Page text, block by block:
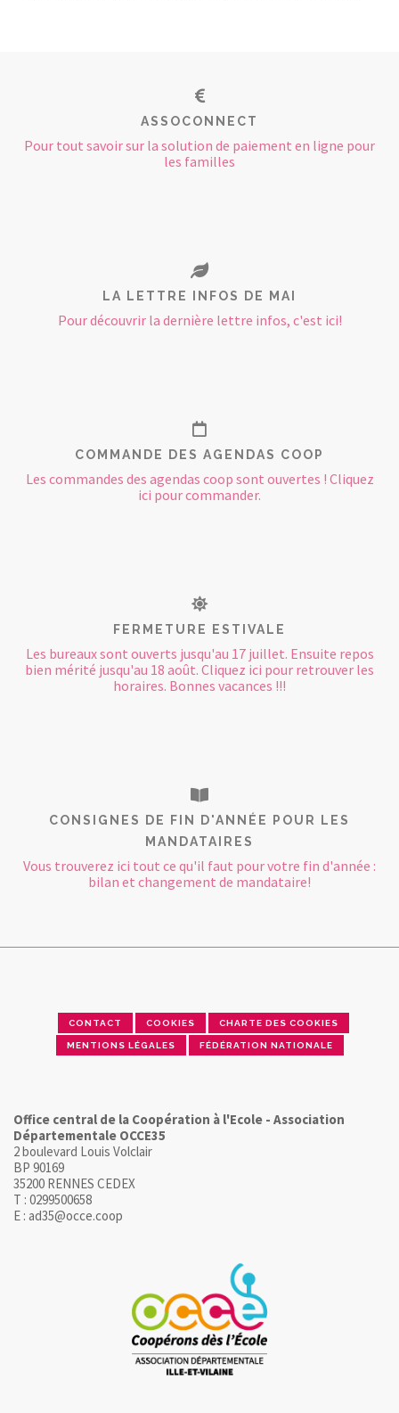
ASSOCONNECT
Pour tout savoir sur la solution de paiement en ligne pour
les familles
LA LETTRE INFOS DE MAI
Pour découvrir la dernière lettre infos, c'est ici!
COMMANDE DES AGENDAS COOP
Les commandes des agendas coop sont ouvertes ! Cliquez
ici pour commander.
FERMETURE ESTIVALE
Les bureaux sont ouverts jusqu'au 17 juillet. Ensuite repos
bien mérité jusqu'au 18 août. Cliquez ici pour retrouver les
horaires. Bonnes vacances !!!
CONSIGNES DE FIN D'ANNÉE POUR LES
MANDATAIRES
Vous trouverez ici tout ce qu'il faut pour votre fin d'année :
bilan et changement de mandataire!
CONTACT COOKIES CHARTE DES COOKIES
MENTIONS LÉGALES FÉDÉRATION NATIONALE
Office central de la Coopération à l'Ecole - Association
Départementale OCCE35
2 boulevard Louis Volclair
BP 90169
35200 RENNES CEDEX
T : 0299500658
E : ad35@occe.coop